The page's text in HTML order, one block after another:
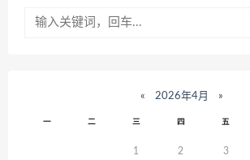
« 2026年4月 »
一 二 三 四 五
1 2 3